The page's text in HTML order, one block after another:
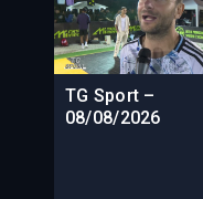
TG Sport –
08/08/2026